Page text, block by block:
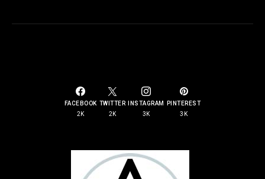
FACEBOOK
2K
TWITTER
2K
INSTAGRAM
3K
PINTEREST
3K